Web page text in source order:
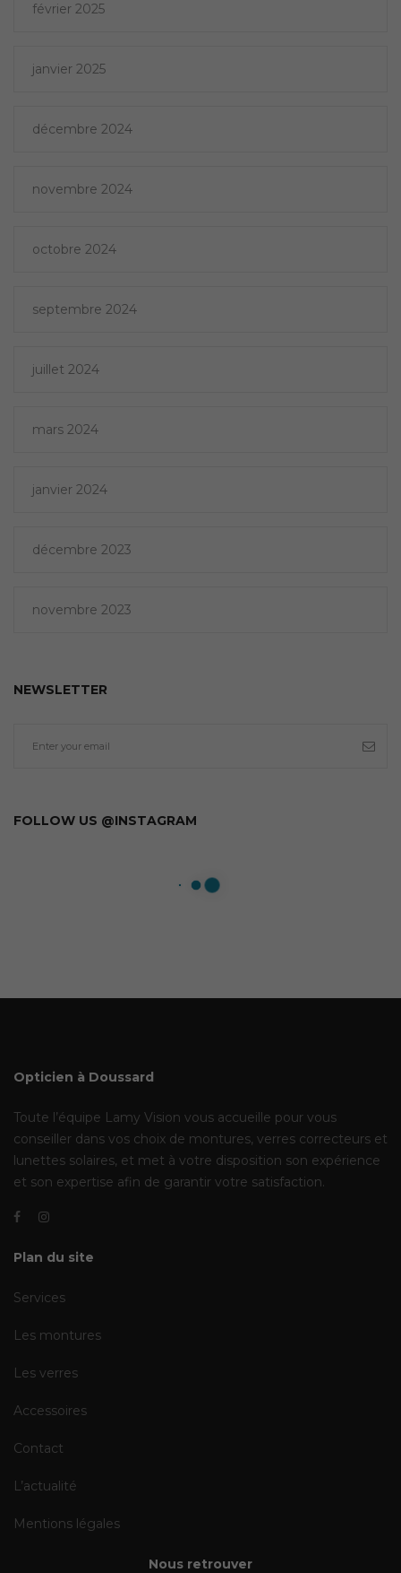
février 2025
janvier 2025
décembre 2024
novembre 2024
octobre 2024
septembre 2024
juillet 2024
mars 2024
janvier 2024
décembre 2023
novembre 2023
NEWSLETTER
FOLLOW US @INSTAGRAM
Toute l’équipe Lamy Vision vous accueille pour vous
lunettes solaires, et met à votre disposition son expérience
et son expertise afin de garantir votre satisfaction.
Plan du site
Services
Les montures
Les verres
Accessoires
Contact
L’actualité
Mentions légales